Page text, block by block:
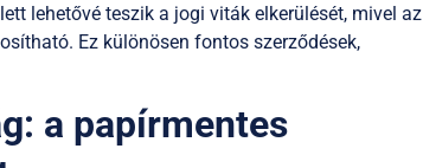
lehetővé teszik a jogi viták elkerülését, mivel az
Ez különösen fontos szerződések,
a papírmentes